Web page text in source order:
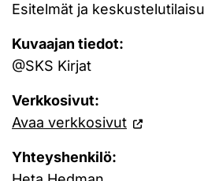
Esitelmät ja
Kuvaajan tiedot:
@SKS Kirjat
Verkkosivut:
Avaa verkkosivut
Yhteyshenkilö: